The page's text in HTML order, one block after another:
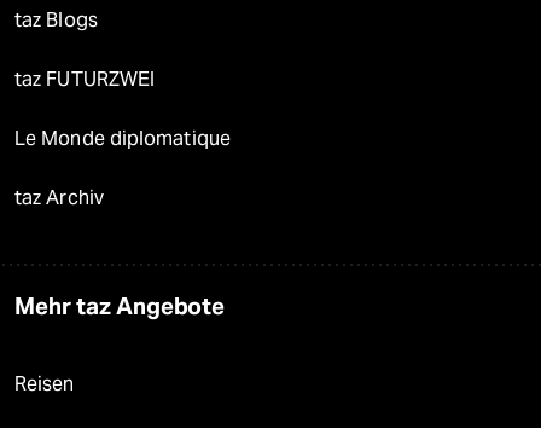
taz Blogs
taz FUTURZWEI
Le Monde diplomatique
taz Archiv
Mehr taz Angebote
Reisen